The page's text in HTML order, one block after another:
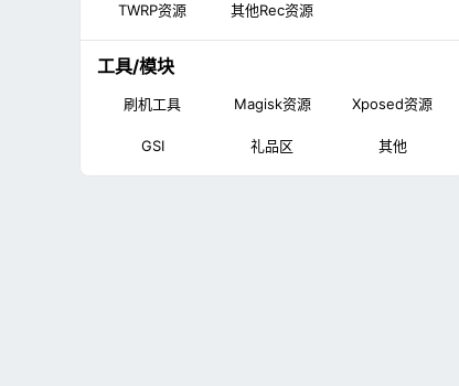
TWRP资源 其他Rec资源
工具/模块
刷机工具 Magisk资源 Xposed资源
GSI 礼品区 其他